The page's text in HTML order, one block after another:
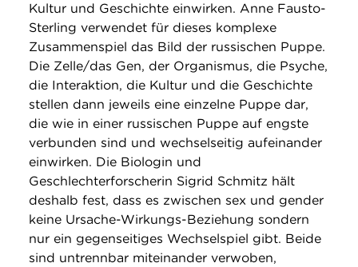
Kultur und Geschichte einwirken. Anne Fausto-
Sterling verwendet für dieses komplexe
Zusammenspiel das Bild der russischen Puppe.
Die Zelle/das Gen, der Organismus, die Psyche,
die Interaktion, die Kultur und die Geschichte
stellen dann jeweils eine einzelne Puppe dar,
die wie in einer russischen Puppe auf engste
verbunden sind und wechselseitig aufeinander
einwirken. Die Biologin und
Geschlechterforscherin Sigrid Schmitz hält
deshalb fest, dass es zwischen sex und gender
keine Ursache-Wirkungs-Beziehung sondern
nur ein gegenseitiges Wechselspiel gibt. Beide
sind untrennbar miteinander verwoben,